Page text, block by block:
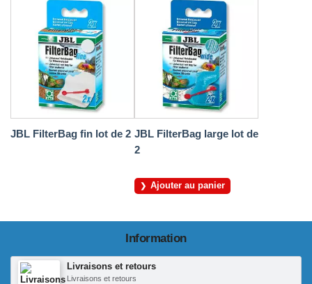
JBL FilterBag fin lot de 2 JBL FilterBag large lot de
2
Ajouter au panier
Information
Livraisons et retours
Livraisons et retours